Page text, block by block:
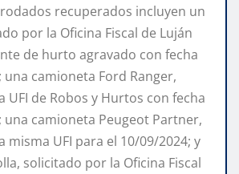
recuperados incluyen un
por la Oficina Fiscal de Luján
de hurto agravado con fecha
una camioneta Ford Ranger,
UFI de Robos y Hurtos con fecha
una camioneta Peugeot Partner,
misma UFI para el 10/09/2024; y
solicitado por la Oficina Fiscal